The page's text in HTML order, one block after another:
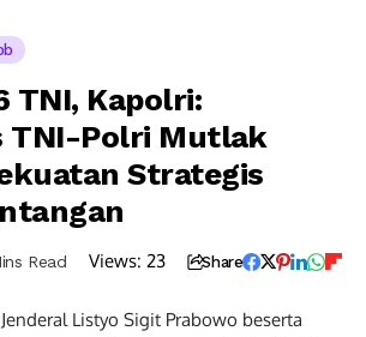
TNI, Kapolri:
TNI-Polri Mutlak
Strategis
Read Views: 23 Share
Listyo Sigit Prabowo beserta